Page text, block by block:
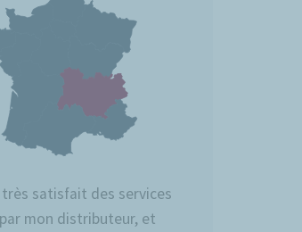
satisfait des services
mon distributeur, et